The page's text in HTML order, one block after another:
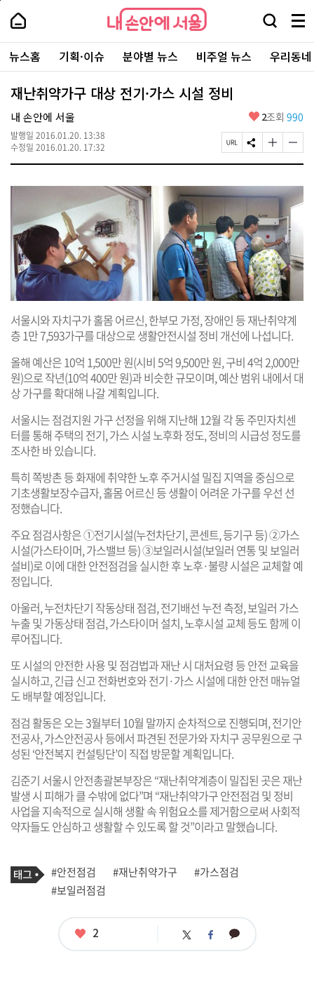
본
로
가
내
손
안
에
서
울
-
서
울
시
대
표
소
포
털
내
손
에
울
검
창
열
기
메
뉴
전
체
보
주
요
서
뉴스홈 기획·이슈 분야별 뉴스 비주얼 뉴스 우리동
재난취약가구 대상 전기·가스 시설 정비
내 손안에 서울
발행일 2016.01.20. 13:38
수정일 2016.01.20. 17:32
좋
요
2조회 990
페
이
U
R
L
복
사
S
N
공
유
기
글
자
기
크
변
경
하
기
글
자
기
작
게
하
기
서울시와 자치구가 홀몸 어르신, 한부모 가정, 장애인 등 재난취약계
층 1만 7,593가구를 대상으로 생활안전시설 정비 개선에 나섭니다.
올해 예산은 10억 1,500만 원(시비 5억 9,500만 원, 구비 4억 2,000만
원)으로 작년(10억 400만 원)과 비슷한 규모이며, 예산 범위 내에서 대
상 가구를 확대해 나갈 계획입니다.
서울시는 점검지원 가구 선정을 위해 지난해 12월 각 동 주민자치센
터를 통해 주택의 전기, 가스 시설 노후화 정도, 정비의 시급성 정도를
조사한 바 있습니다.
특히 쪽방촌 등 화재에 취약한 노후 주거시설 밀집 지역을 중심으로
기초생활보장수급자, 홀몸 어르신 등 생활이 어려운 가구를 우선 선
정했습니다.
주요 점검사항은 ①전기시설(누전차단기, 콘센트, 등기구 등) ②가스
시설(가스타이머, 가스밸브 등) ③보일러시설(보일러 연통 및 보일러
설비)로 이에 대한 안전점검을 실시한 후 노후·불량 시설은 교체할 예
정입니다.
아울러, 누전차단기 작동상태 점검, 전기배선 누전 측정, 보일러 가스
누출 및 가동상태 점검, 가스타이머 설치, 노후시설 교체 등도 함께 이
루어집니다.
또 시설의 안전한 사용 및 점검법과 재난 시 대처요령 등 안전 교육을
실시하고, 긴급 신고 전화번호와 전기·가스 시설에 대한 안전 매뉴얼
도 배부할 예정입니다.
점검 활동은 오는 3월부터 10월 말까지 순차적으로 진행되며, 전기안
전공사, 가스안전공사 등에서 파견된 전문가와 자치구 공무원으로 구
성된 ‘안전복지 컨설팅단’이 직접 방문할 계획입니다.
김준기 서울시 안전총괄본부장은 “재난취약계층이 밀집된 곳은 재난
발생 시 피해가 클 수밖에 없다”며 “재난취약가구 안전점검 및 정비
사업을 지속적으로 실시해 생활 속 위험요소를 제거함으로써 사회적
약자들도 안심하고 생활할 수 있도록 할 것”이라고 말했습니다.
기
사
관
련
태
그
#안전점검 #재난취약가구
#가스점검
#보일러점검
좋
2 트 페 카
페
상
단
로